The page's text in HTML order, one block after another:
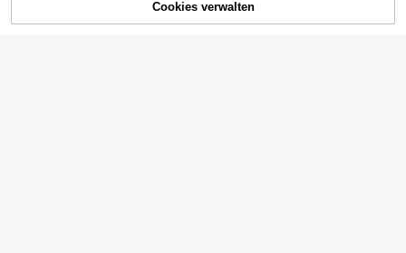
ZUM WARENKORB HINZUFÜGEN
Cookies verwalten